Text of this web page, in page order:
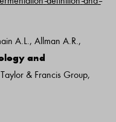
A.L., Allman A.R.,
and
& Francis Group,